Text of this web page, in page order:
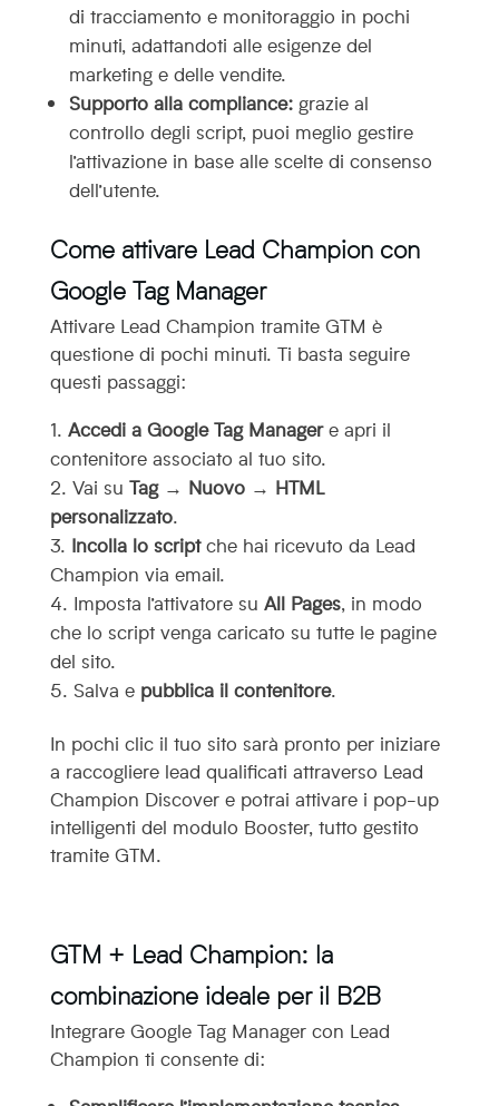
di tracciamento e monitoraggio in pochi
minuti, adattandoti alle esigenze del
marketing e delle vendite.
Supporto alla compliance:grazie al
controllo degli script, puoi meglio gestire
l’attivazione in base alle scelte di consenso
dell’utente.
Come attivare Lead Champion con
Google Tag Manager
Attivare Lead Champion tramite GTM è
questione di pochi minuti. Ti basta seguire
questi passaggi:
Accedi a Google Tag Managere apri il
contenitore associato al tuo sito.
Vai su Tag → Nuovo → HTML
personalizzato.
Incolla lo scriptche hai ricevuto da Lead
Champion via email.
Imposta l’attivatore su All Pages, in modo
che lo script venga caricato su tutte le pagine
del sito.
Salva e pubblica il contenitore.
In pochi clic il tuo sito sarà pronto per iniziare
a raccogliere lead qualificati attraverso Lead
Champion Discover e potrai attivare i pop-up
intelligenti del modulo Booster, tutto gestito
tramite GTM.
GTM + Lead Champion: la
combinazione ideale per il B2B
Integrare Google Tag Manager con Lead
Champion ti consente di: